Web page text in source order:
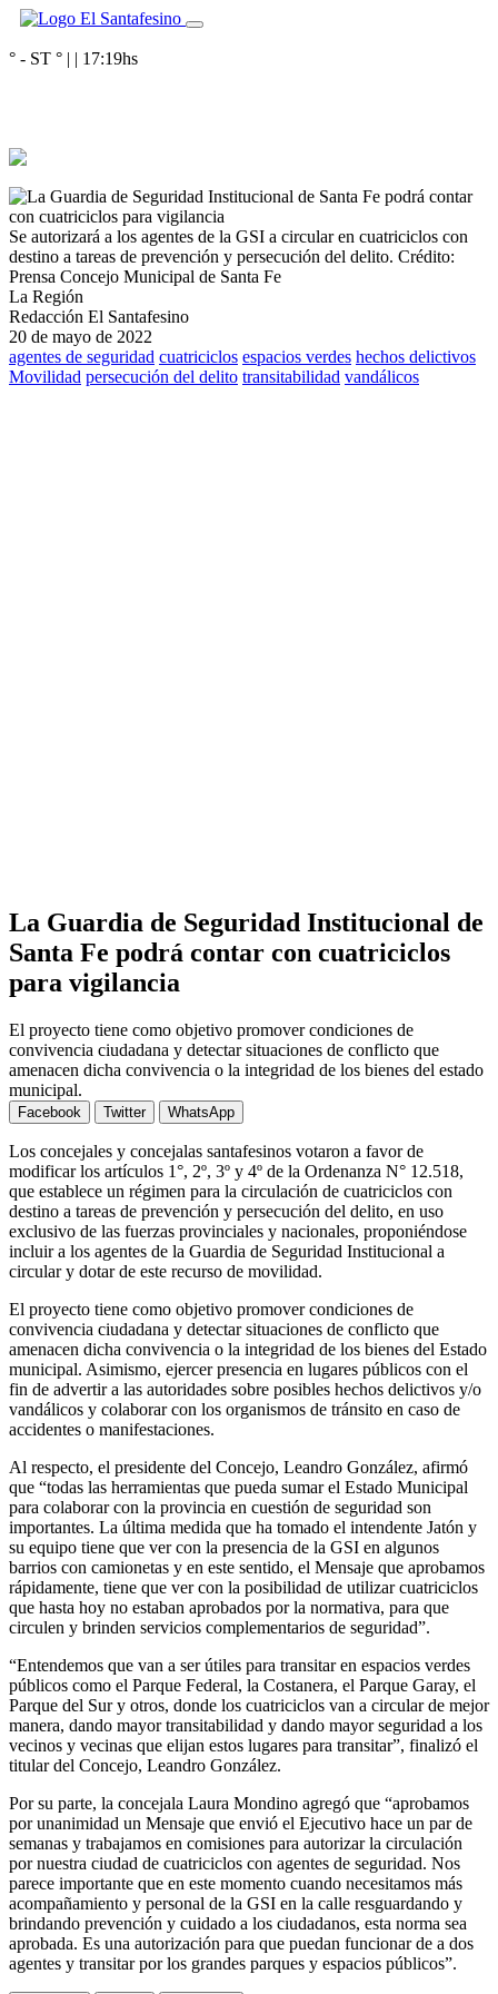
° - ST ° | | 17:19hs
Se autorizará a los agentes de la GSI a circular en cuatriciclos con
destino a tareas de prevención y persecución del delito. Crédito:
Prensa Concejo Municipal de Santa Fe
La Región
Redacción El Santafesino
20 de mayo de 2022
agentes de seguridad cuatriciclos espacios verdes hechos delictivos
Movilidad persecución del delito transitabilidad vandálicos
La Guardia de Seguridad Institucional de
Santa Fe podrá contar con cuatriciclos
para vigilancia
El proyecto tiene como objetivo promover condiciones de
convivencia ciudadana y detectar situaciones de conflicto que
amenacen dicha convivencia o la integridad de los bienes del estado
municipal.
Facebook Twitter WhatsApp
Los concejales y concejalas santafesinos votaron a favor de
modificar los artículos 1°, 2º, 3º y 4º de la Ordenanza N° 12.518,
que establece un régimen para la circulación de cuatriciclos con
destino a tareas de prevención y persecución del delito, en uso
exclusivo de las fuerzas provinciales y nacionales, proponiéndose
incluir a los agentes de la Guardia de Seguridad Institucional a
circular y dotar de este recurso de movilidad.
El proyecto tiene como objetivo promover condiciones de
convivencia ciudadana y detectar situaciones de conflicto que
amenacen dicha convivencia o la integridad de los bienes del Estado
municipal. Asimismo, ejercer presencia en lugares públicos con el
fin de advertir a las autoridades sobre posibles hechos delictivos y/o
vandálicos y colaborar con los organismos de tránsito en caso de
accidentes o manifestaciones.
Al respecto, el presidente del Concejo, Leandro González, afirmó
que “todas las herramientas que pueda sumar el Estado Municipal
para colaborar con la provincia en cuestión de seguridad son
importantes. La última medida que ha tomado el intendente Jatón y
su equipo tiene que ver con la presencia de la GSI en algunos
barrios con camionetas y en este sentido, el Mensaje que aprobamos
rápidamente, tiene que ver con la posibilidad de utilizar cuatriciclos
que hasta hoy no estaban aprobados por la normativa, para que
circulen y brinden servicios complementarios de seguridad”.
“Entendemos que van a ser útiles para transitar en espacios verdes
públicos como el Parque Federal, la Costanera, el Parque Garay, el
Parque del Sur y otros, donde los cuatriciclos van a circular de mejor
manera, dando mayor transitabilidad y dando mayor seguridad a los
vecinos y vecinas que elijan estos lugares para transitar”, finalizó el
titular del Concejo, Leandro González.
Por su parte, la concejala Laura Mondino agregó que “aprobamos
por unanimidad un Mensaje que envió el Ejecutivo hace un par de
semanas y trabajamos en comisiones para autorizar la circulación
por nuestra ciudad de cuatriciclos con agentes de seguridad. Nos
parece importante que en este momento cuando necesitamos más
acompañamiento y personal de la GSI en la calle resguardando y
brindando prevención y cuidado a los ciudadanos, esta norma sea
aprobada. Es una autorización para que puedan funcionar de a dos
agentes y transitar por los grandes parques y espacios públicos”.